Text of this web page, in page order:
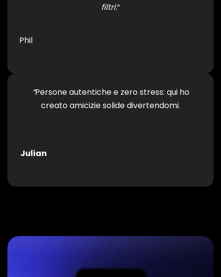
filtri.“
Phil
“Persone autentiche e zero stress: qui ho
creato amicizie solide divertendomi.
Julian